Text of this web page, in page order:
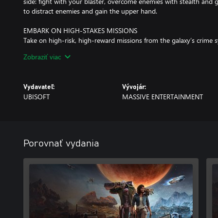
to distract enemies and gain the upper hand.
EMBARK ON HIGH-STAKES MISSIONS
Take on high-risk, high-reward missions from the galaxy’s crime
make influences your ever-changing reputation.
Pilot your ship, the Trailblazer, as you engage in thrilling
Find the right opportunities to chase, evade, and attack to get
Internet connection, Ubisoft account, Microsoft Account and
(subscriptions sold separately) required to access online
Zobraziť viac
Vydavateľ:
UBISOFT
Vývojár:
MASSIVE ENTERTAINMENT
Porovnať vydania